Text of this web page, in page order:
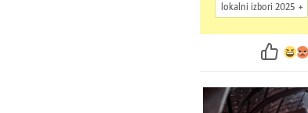
lokalni izbori 2025